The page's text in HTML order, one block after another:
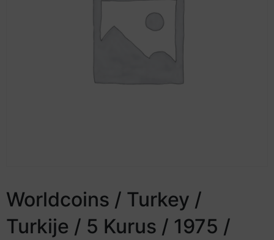
Worldcoins / Turkey /
Turkije / 5 Kurus / 1975 /